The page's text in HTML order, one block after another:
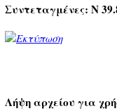
Συντεταγμένες: Ν
Λήψη αρχείου για